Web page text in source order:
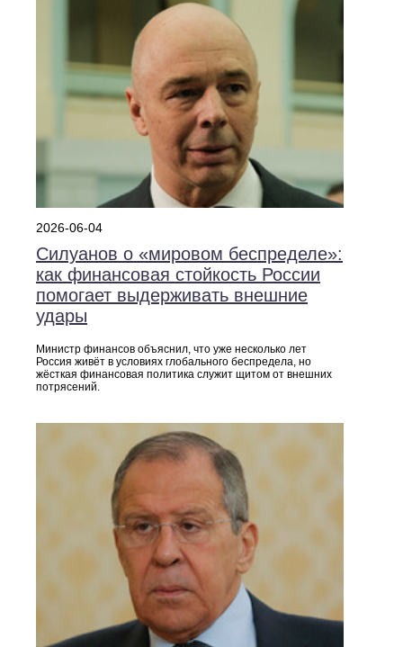
2026-06-04
Силуанов о «мировом беспределе»:
как финансовая стойкость России
помогает выдерживать внешние
удары
Министр финансов объяснил, что уже несколько лет
Россия живёт в условиях глобального беспредела, но
жёсткая финансовая политика служит щитом от внешних
потрясений.